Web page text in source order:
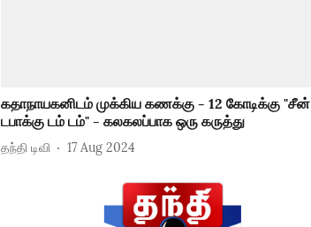
கதாநாயகனிடம் முக்கிய கணக்கு - 12 கோடிக்கு "சீன்
டபாக்கு டம் டம்" - கலகலப்பாக ஒரு கருத்து
தந்தி டிவி 17 Aug 2024